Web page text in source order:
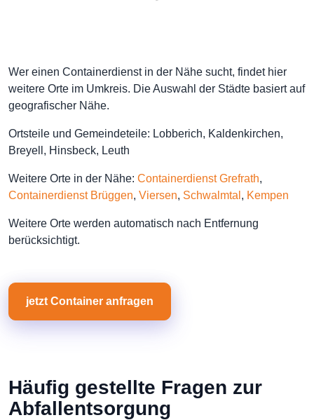
Wer einen Containerdienst in der Nähe sucht, findet hier
weitere Orte im Umkreis. Die Auswahl der Städte basiert auf
geografischer Nähe.
Ortsteile und Gemeindeteile: Lobberich, Kaldenkirchen,
Breyell, Hinsbeck, Leuth
Weitere Orte in der Nähe: Containerdienst Grefrath,
Containerdienst Brüggen, Viersen, Schwalmtal , Kempen
Weitere Orte werden automatisch nach Entfernung
berücksichtigt.
jetzt Container anfragen
Häufig gestellte Fragen zur
Abfallentsorgung